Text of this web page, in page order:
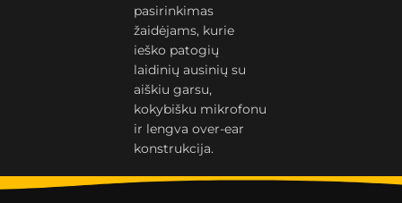
pasirinkimas
žaidėjams, kurie
ieško patogių
laidinių ausinių su
aiškiu garsu,
kokybišku mikrofonu
ir lengva over-ear
konstrukcija.